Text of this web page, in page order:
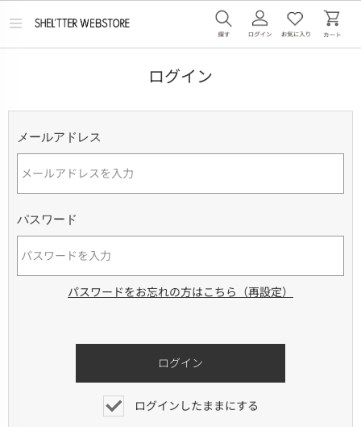
メ
ログイン
メールアドレス
パスワード
パスワードをお忘れの方はこちら（再設定）
ログインしたままにする